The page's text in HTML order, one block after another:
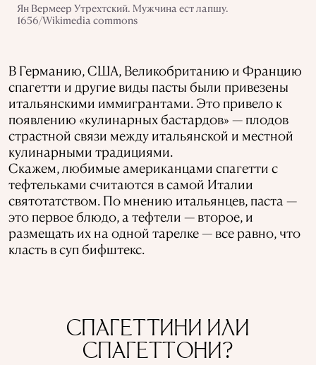
Ян Вермеер Утрехтский. Мужчина ест лапшу.
1656/Wikimedia commons
В Германию, США, Великобританию и Францию
спагетти и другие виды пасты были привезены
итальянскими иммигрантами. Это привело к
появлению «кулинарных бастардов» — плодов
страстной связи между итальянской и местной
кулинарными традициями.
Скажем, любимые американцами спагетти с
тефтельками считаются в самой Италии
святотатством. По мнению итальянцев, паста —
это первое блюдо, а тефтели — второе, и
размещать их на одной тарелке — все равно, что
класть в суп бифштекс.
СПАГЕТТИНИ ИЛИ
СПАГЕТТОНИ?